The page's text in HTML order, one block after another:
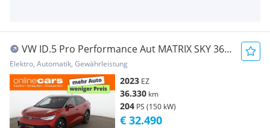
VW ID.5 Pro Performance Aut MATRIX SKY 360-
CAM RADA
Elektro, Automatik, Gewährleistung
2023 EZ
36.330 km
204 PS (150 kW)
€ 32.490